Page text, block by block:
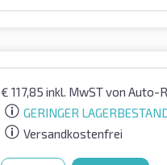
€ 117,85 inkl. MwSTvon Auto-
GERINGER
Versandkostenfrei